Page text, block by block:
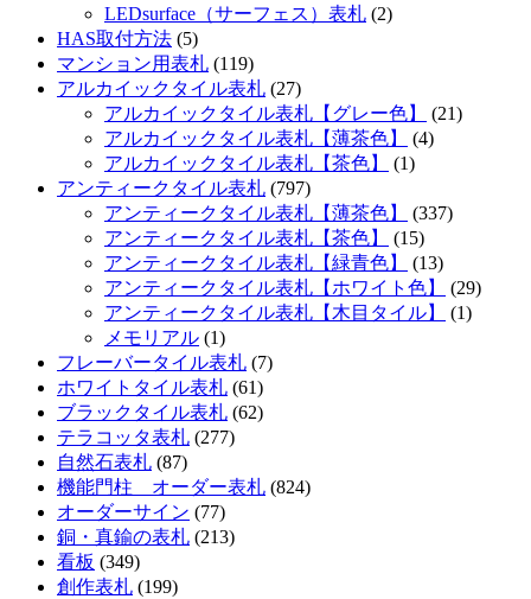
LEDsurface（サーフェス）表札 (2)
HAS取付方法 (5)
マンション用表札 (119)
アルカイックタイル表札 (27)
アルカイックタイル表札【グレー色】
(21)
アルカイックタイル表札【薄茶色】
(4)
アルカイックタイル表札【茶色】
(1)
アンティークタイル表札 (797)
アンティークタイル表札【薄茶色】
(337)
アンティークタイル表札【茶色】
(15)
アンティークタイル表札【緑青色】
(13)
アンティークタイル表札【ホワイト色】
(29)
アンティークタイル表札【木目タイル】
(1)
メモリアル (1)
フレーバータイル表札 (7)
ホワイトタイル表札 (61)
ブラックタイル表札 (62)
テラコッタ表札 (277)
自然石表札 (87)
機能門柱 オーダー表札 (824)
オーダーサイン (77)
銅・真鍮の表札 (213)
看板 (349)
創作表札 (199)